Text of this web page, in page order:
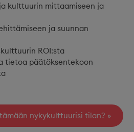
kulttuurin mittaamiseen ja
ja suunnan
ROI:sta
tietoa päätöksentekoon
nykykulttuurisi tilan?